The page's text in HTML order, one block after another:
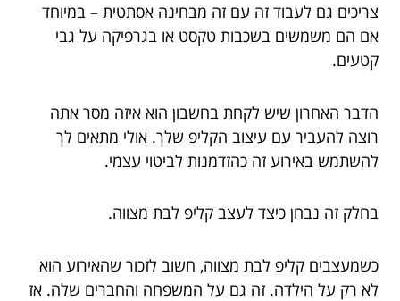
צריכים גם לעבוד זה עם זה מבחינה אסתטית – במיוחד
אם הם משמשים בשכבות טקסט או בגרפיקה על גבי
קטעים.
הדבר האחרון שיש לקחת בחשבון הוא איזה מסר אתה
רוצה להעביר עם עיצוב הקליפ שלך. אולי מתאים לך
להשתמש באירוע זה כהזדמנות לביטוי עצמי.
בחלק זה נבחן כיצד לעצב קליפ לבת מצווה.
כשמעצבים קליפ לבת מצווה, חשוב לזכור שהאירוע הוא
לא רק על הילדה. זה גם על המשפחה והחברים שלה. אז